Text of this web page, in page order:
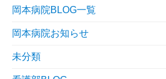
岡本病院BLOG一覧
岡本病院お知らせ
未分類